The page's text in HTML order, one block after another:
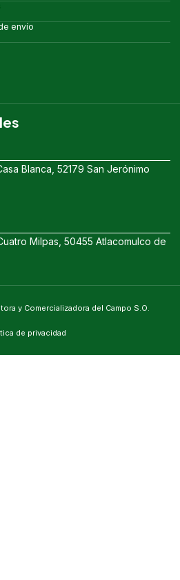
envío
Blanca, 52179 San Jerónimo
Milpas, 50455 Atlacomulco de
y Comercializadora del Campo S.O.
de privacidad